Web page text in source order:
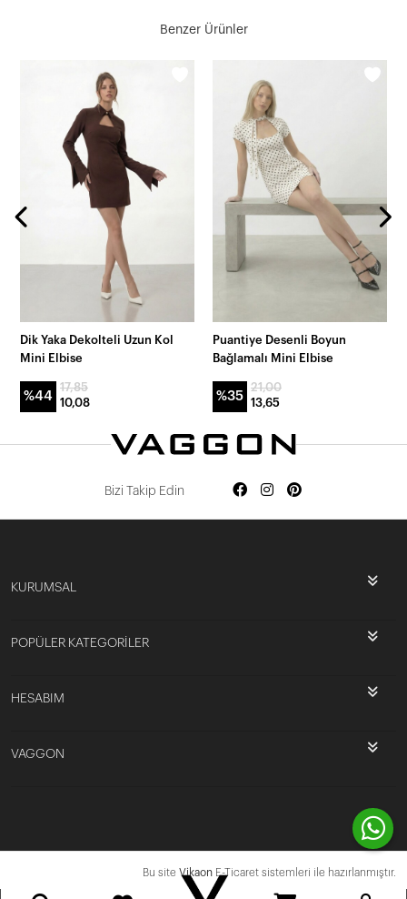
Benzer Ürünler
Dik Yaka Dekolteli Uzun Kol
Mini Elbise
%44
17,85
10,08
Puantiye Desenli Boyun
Bağlamalı Mini Elbise
%35
21,00
13,65
Bizi Takip Edin
KURUMSAL
POPÜLER KATEGORİLER
HESABIM
VAGGON
Bu site Vikaon E-Ticaret sistemleri ile hazırlanmıştır.